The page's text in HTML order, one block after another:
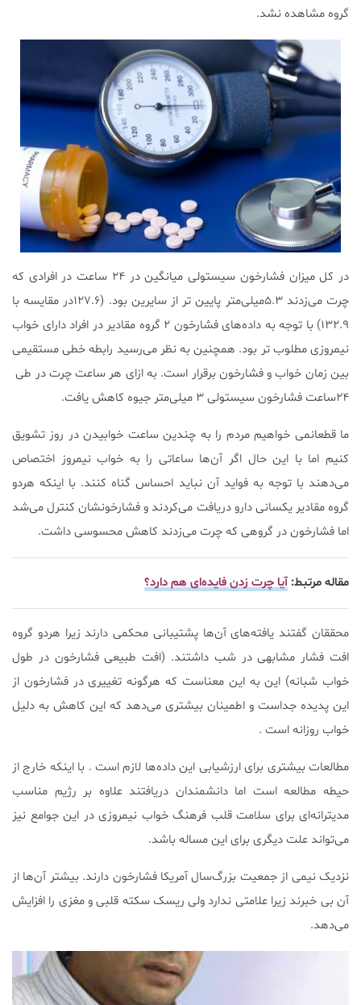
گروه مشاهده نشد.
در کل میزان فشارخون سیستولی میانگین در ۲۴ ساعت در افرادی که
چرت می‌زدند ۵.۳میلی‌متر پایین تر از سایرین بود. (۱۲۷.۶در مقایسه با
۱۳۲.۹) با توجه به داده‌های فشارخون ۲ گروه مقادیر در افراد دارای خواب
نیمروزی مطلوب تر بود. همچنین به نظر می‌رسید رابطه خطی مستقیمی
بین زمان خواب و فشارخون برقرار است. به ازای هر ساعت چرت در طی
۲۴ساعت فشارخون سیستولی ۳ میلی‌متر جیوه کاهش یافت.
ما قطعانمی خواهیم مردم را به چندین ساعت خوابیدن در روز تشویق
کنیم اما با این حال اگر آن‌ها ساعاتی را به خواب نیمروز اختصاص
می‌دهند با توجه به فواید آن نباید احساس گناه کنند. با اینکه هردو
گروه مقادیر یکسانی دارو دریافت می‌کردند و فشارخونشان کنترل می‌شد
اما فشارخون در گروهی که چرت می‌زدند کاهش محسوسی داشت.
مقاله مرتبط:آیا چرت زدن فایده‌ای هم دارد؟
محققان گفتند یافته‌های آن‌ها پشتیبانی محکمی دارند زیرا هردو گروه
افت فشار مشابهی در شب داشتند. (افت طبیعی فشارخون در طول
خواب شبانه) این به این معناست که هرگونه تغییری در فشارخون از
این پدیده جداست و اطمینان بیشتری می‌دهد که این کاهش به دلیل
خواب روزانه است .
مطالعات بیشتری برای ارزشیابی این داده‌ها لازم است . با اینکه خارج از
حیطه مطالعه است اما دانشمندان دریافتند علاوه بر رژیم مناسب
مدیترانه‌ای برای سلامت قلب فرهنگ خواب نیمروزی در این جوامع نیز
می‌تواند علت دیگری برای این مساله باشد.
نزدیک نیمی از جمعیت بزرگ‌سال آمریکا فشارخون دارند. بیشتر آن‌ها از
آن بی خبرند زیرا علامتی ندارد ولی ریسک سکته قلبی و مغزی را افزایش
می‌دهد.